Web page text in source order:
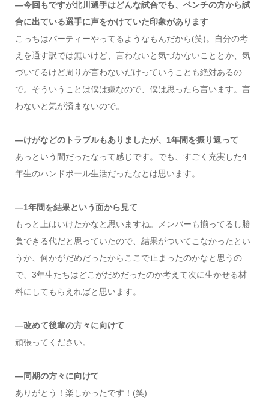
―今回もですが北川選手はどんな試合でも、ベンチの方から試
合に出ている選手に声をかけていた印象があります
こっちはパーティーやってるようなもんだから(笑)。自分の考
えを通す訳では無いけど、言わないと気づかないこととか、気
づいてるけど周りが言わないだけっていうことも絶対あるの
で。そういうことは僕は嫌なので、僕は思ったら言います。言
わないと気が済まないので。
―けがなどのトラブルもありましたが、1年間を振り返って
あっという間だったなって感じです。でも、すごく充実した4
年生のハンドボール生活だったなとは思います。
―1年間を結果という面から見て
もっと上はいけたかなと思いますね。メンバーも揃ってるし勝
負できる代だと思っていたので、結果がついてこなかったとい
うか、何かがだめだったからここで止まったのかなと思うの
で、3年生たちはどこがだめだったのか考えて次に生かせる材
料にしてもらえればと思います。
―改めて後輩の方々に向けて
頑張ってください。
―同期の方々に向けて
ありがとう！楽しかったです！(笑)